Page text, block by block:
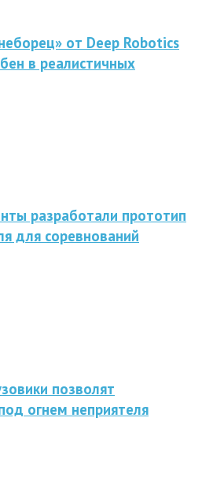
от Deep Robotics
в реалистичных
разработали прототип
для соревнований
позволят
огнем неприятеля